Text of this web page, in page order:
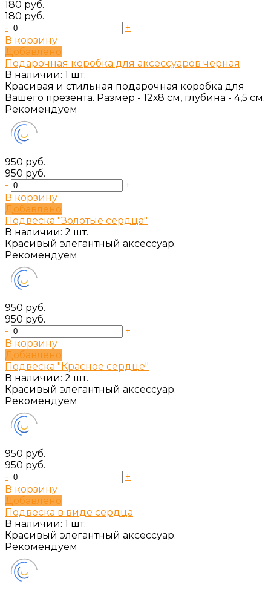
180 руб.
180 руб.
-
+
В корзину
Добавлено
Подарочная коробка для аксессуаров черная
В наличии: 1 шт.
Красивая и стильная подарочная коробка для
Вашего презента. Размер - 12х8 см, глубина - 4,5 см.
Рекомендуем
950 руб.
950 руб.
-
+
В корзину
Добавлено
Подвеска "Золотые сердца"
В наличии: 2 шт.
Красивый элегантный аксессуар.
Рекомендуем
950 руб.
950 руб.
-
+
В корзину
Добавлено
Подвеска "Красное сердце"
В наличии: 2 шт.
Красивый элегантный аксессуар.
Рекомендуем
950 руб.
950 руб.
-
+
В корзину
Добавлено
Подвеска в виде сердца
В наличии: 1 шт.
Красивый элегантный аксессуар.
Рекомендуем